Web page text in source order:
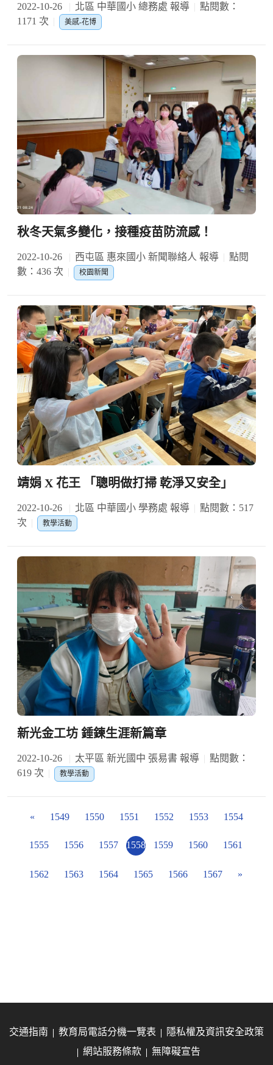
2022-10-26 北區 中華國小 總務處 報導
點閱數：
1171 次
美感-花博
秋冬天氣多變化，接種疫苗防流感！
2022-10-26 西屯區 惠來國小 新聞聯絡人 報導
點閱
數：436 次
校園新聞
靖娟 X 花王 「聰明做打掃 乾淨又安全」
2022-10-26 北區 中華國小 學務處 報導
點閱數：517
次
教學活動
新光金工坊 錘鍊生涯新篇章
2022-10-26 太平區 新光國中 張易書 報導
點閱數：
619 次
教學活動
« 1549 1550 1551 1552 1553 1554
1555 1556 1557 1558 1559 1560 1561
1562 1563 1564 1565 1566 1567 »
交通指南 教育局電話分機一覽表
隱私權及資訊安全政策
網站服務條款
無障礙宣告